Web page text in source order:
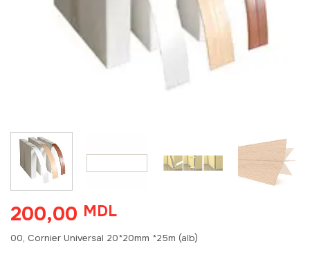
200,00 MDL
00, Cornier Universal 20*20mm *25m (alb)